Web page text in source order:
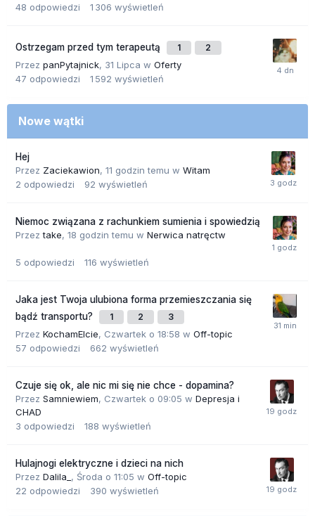
48 odpowiedzi 1 306 wyświetleń
Ostrzegam przed tym terapeutą 1 2
Przez panPytajnick, 31 Lipca w Oferty
47 odpowiedzi 1 592 wyświetleń
Nowe wątki
Hej
Przez Zaciekawion, 11 godzin temu w Witam
2 odpowiedzi 92 wyświetleń
Niemoc związana z rachunkiem sumienia i spowiedzią
Przeztake, 18 godzin temu w Nerwica natręctw
5 odpowiedzi 116 wyświetleń
Jaka jest Twoja ulubiona forma przemieszczania się
bądź transportu?
1 2 3
Przez KochamElcie, Czwartek o 18:58 w Off-topic
57 odpowiedzi 662 wyświetleń
Czuje się ok, ale nic mi się nie chce - dopamina?
Przez Samniewiem, Czwartek o 09:05 w Depresja i
CHAD
3 odpowiedzi 188 wyświetleń
Hulajnogi elektryczne i dzieci na nich
Przez Dalila_ , Środa o 11:05 w Off-topic
22 odpowiedzi 390 wyświetleń